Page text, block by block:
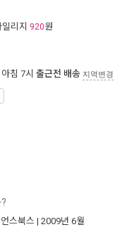
리지 920원
침 7시 출근전 배송 지역변경
스북스 | 2009년 6월